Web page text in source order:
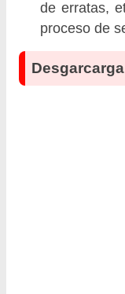
de erratas,
proceso de